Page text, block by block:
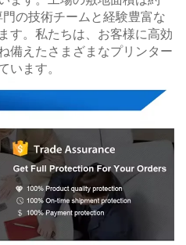
の技術チームと経験豊富な
す。私たちは、お客様に高効
備えたさまざまなプリンター
います。